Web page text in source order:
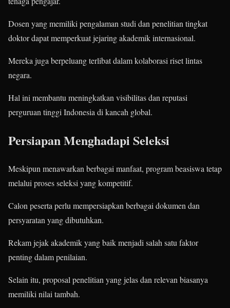
Dosen yang memiliki pengalaman studi dan penelitian tingkat
doktor dapat memperkuat jejaring akademik internasional.
Mereka juga berpeluang terlibat dalam kolaborasi riset lintas
negara.
Hal ini membantu meningkatkan visibilitas dan reputasi
perguruan tinggi Indonesia di kancah global.
Persiapan Menghadapi Seleksi
Meskipun menawarkan berbagai manfaat, program beasiswa tetap
melalui proses seleksi yang kompetitif.
Calon peserta perlu mempersiapkan berbagai dokumen dan
persyaratan yang dibutuhkan.
Rekam jejak akademik yang baik menjadi salah satu faktor
penting dalam penilaian.
Selain itu, proposal penelitian yang jelas dan relevan biasanya
memiliki nilai tambah.